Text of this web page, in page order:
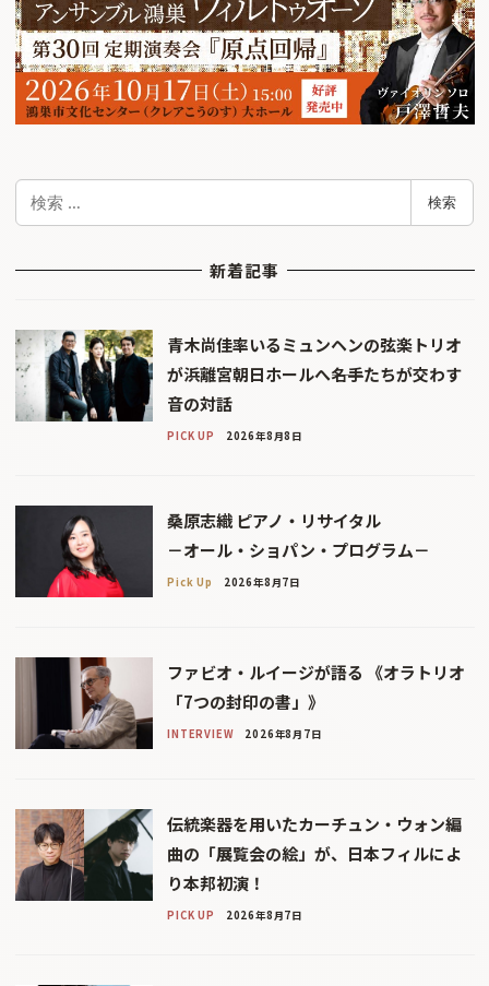
検
検索
新着記事
青木尚佳率いるミュンヘンの弦楽トリオ
が浜離宮朝日ホールへ――名手たちが交わす
音の対話
PICK UP 2026年8月8日
桑原志織 ピアノ・リサイタル
－オール・ショパン・プログラム－
Pick Up 2026年8月7日
ファビオ・ルイージが語る 《オラトリオ
「7つの封印の書」》
INTERVIEW 2026年8月7日
伝統楽器を用いたカーチュン・ウォン編
曲の「展覧会の絵」が、日本フィルによ
り本邦初演！
PICK UP 2026年8月7日